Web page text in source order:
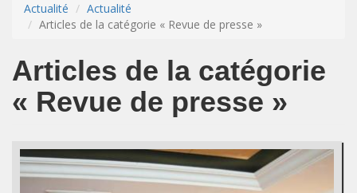
Actualité
Actualité
Articles de la catégorie « Revue de presse »
Articles de la catégorie
« Revue de presse »